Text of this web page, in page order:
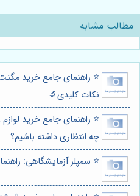
مطالب مشابه
⭐️ راهنمای جامع خرید مگنت
نکات کلیدی🔬
⭐️ راهنمای جامع خرید
چه انتظاری داشته باشیم؟
⭐️ سمپلر آزمایشگاهی: